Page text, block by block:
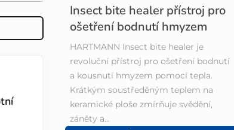
Insect bite healer přístroj pro
ošetření bodnutí hmyzem
HARTMANN Insect bite healer je
revoluční přístroj pro ošetření bodnutí
a kousnutí hmyzem pomocí tepla.
Krátkým soustředěným teplem na
keramické ploše zmírňuje svědění,
záněty a...